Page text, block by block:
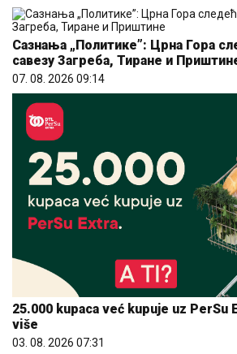
Сазнања „Политике”: Црна Гора
савезу Загреба, Тиране и
07. 08. 2026 09:14
25.000 kupaca već kupuje uz PerSu
više
03. 08. 2026 07:31